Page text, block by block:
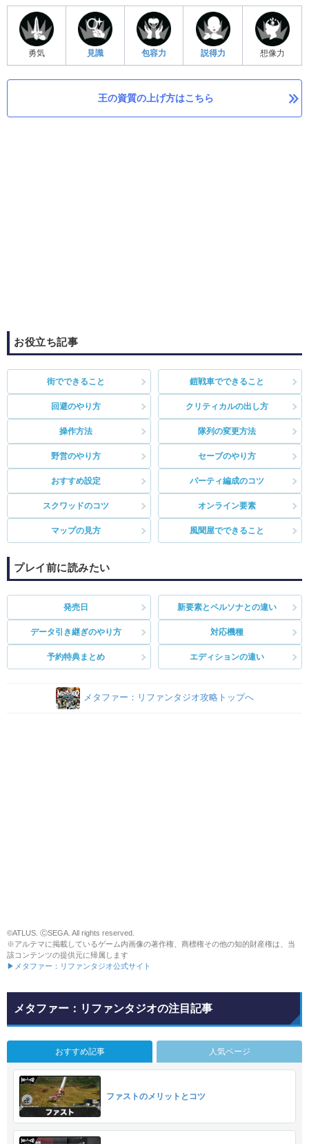
勇気 見識 包容力 説得力 想像力
王の資質の上げ方はこちら
お役立ち記事
街でできること 鎧戦車でできること
回避のやり方 クリティカルの出し方
操作方法 隊列の変更方法
野営のやり方 セーブのやり方
おすすめ設定 パーティ編成のコツ
スクワッドのコツ オンライン要素
マップの見方 風聞屋でできること
プレイ前に読みたい
発売日 新要素とペルソナとの違い
データ引き継ぎのやり方 対応機種
予約特典まとめ エディションの違い
メタファー：リファンタジオ攻略トップへ
©ATLUS. ⒸSEGA. All rights reserved.
※アルテマに掲載しているゲーム内画像の著作権、商標権その他の知的財産権は、当
該コンテンツの提供元に帰属します
▶メタファー：リファンタジオ公式サイト
メタファー：リファンタジオの注目記事
おすすめ記事 人気ページ
ファストのメリットとコツ